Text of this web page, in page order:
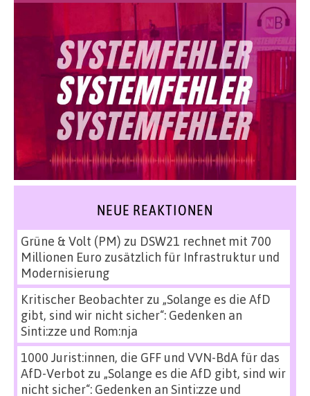
NEUE REAKTIONEN
Grüne & Volt (PM) zu DSW21 rechnet mit 700
Millionen Euro zusätzlich für Infrastruktur und
Modernisierung
Kritischer Beobachterzu „Solange es die AfD
gibt, sind wir nicht sicher“: Gedenken an
Sinti:zze und Rom:nja
1000 Jurist:innen, die GFF und VVN-BdA für das
AfD-Verbot zu „Solange es die AfD gibt, sind wir
nicht sicher“: Gedenken an Sinti:zze und